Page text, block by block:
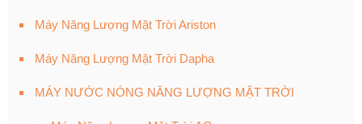
Máy Năng Lượng Mặt Trời Ariston
Máy Năng Lượng Mặt Trời Dapha
MÁY NƯỚC NÓNG NĂNG LƯỢNG MẶT TRỜI